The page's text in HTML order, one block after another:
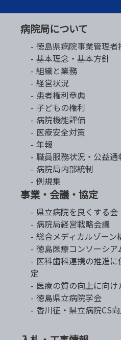
病院局について
徳島県病院事業管理者
基本理念・基本方針
組織と業務
経営状況
患者権利章典
子どもの権利
病院機能評価
医療安全対策
年報
職員服務状況・公益通
病院局内部統制
例規集
事業・会議・協定
県立病院を良くする会
病院局経営戦略会議
総合メディカルゾーン
徳島医療コンソーシア
医科歯科連携の推進
定
医療の質の向上に向け
徳島県立病院学会
香川征・県立病院CS